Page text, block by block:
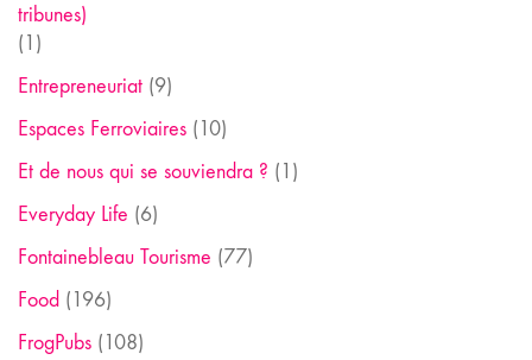
tribunes)
(1)
Entrepreneuriat (9)
Espaces Ferroviaires (10)
Et de nous qui se souviendra ? (1)
Everyday Life (6)
Fontainebleau Tourisme (77)
Food (196)
FrogPubs (108)